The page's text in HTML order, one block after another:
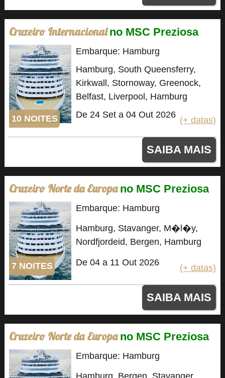
Cruzeiro Internacional no MSC Preziosa
10 NOITES
Embarque: Hamburg
Hamburg, South Queensferry,
Kirkwall, Stornoway, Greenock,
Belfast, Liverpool, Hamburg
De 24 Set a 04 Out 2026
(+ datas)
SAIBA MAIS
Cruzeiro Norte da Europa no MSC Preziosa
7 NOITES
Embarque: Hamburg
Hamburg, Stavanger, M�l�y,
Nordfjordeid, Bergen, Hamburg
De 04 a 11 Out 2026
(+ datas)
SAIBA MAIS
Cruzeiro Norte da Europa no MSC Preziosa
Embarque: Hamburg